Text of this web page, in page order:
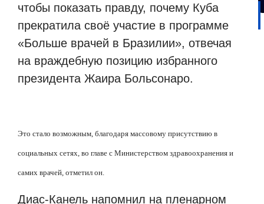
чтобы показать правду, почему Куба
прекратила своё участие в программе
«Больше врачей в Бразилии», отвечая
на враждебную позицию избранного
президента Жаира Больсонаро.
Это стало возможным, благодаря массовому присутствию в
социальных сетях, во главе с Министерством здравоохранения и
самих врачей, отметил он.
Диас-Канель напомнил на пленарном